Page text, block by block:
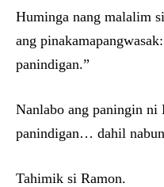
Huminga nang malalim
ang
panindigan.”
Nanlabo ang paningin
panindigan… dahil
Tahimik si Ramon.